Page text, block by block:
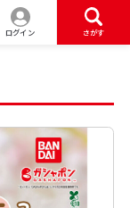
ログイン さがす